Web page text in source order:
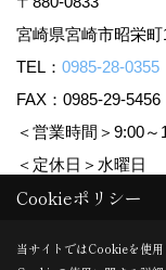
宮崎県宮崎市昭栄
TEL： 0985-28-0355
FAX：0985-29-5456
＜営業時間＞9:00
＜定休日＞水曜日
Copyright (c) TOYO
Cookieポリシー
当サイトではCookieを使用